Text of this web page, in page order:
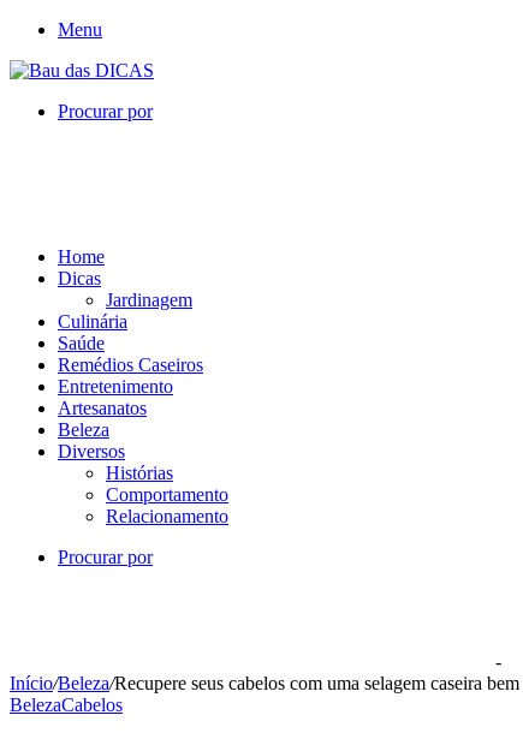
Menu
Procurar por
Home
Dicas
Jardinagem
Culinária
Saúde
Remédios Caseiros
Entretenimento
Artesanatos
Beleza
Diversos
Histórias
Comportamento
Relacionamento
Procurar por
-
Início/Beleza/Recupere seus cabelos com uma selagem caseira
BelezaCabelos